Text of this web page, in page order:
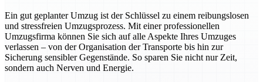
Ein gut geplanter Umzug ist der Schlüssel zu einem reibungslosen
und stressfreien Umzugsprozess. Mit einer professionellen
Umzugsfirma können Sie sich auf alle Aspekte Ihres Umzuges
verlassen – von der Organisation der Transporte bis hin zur
Sicherung sensibler Gegenstände. So sparen Sie nicht nur Zeit,
sondern auch Nerven und Energie.